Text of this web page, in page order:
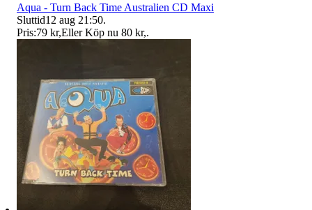
Aqua - Turn Back Time Australien CD Maxi
Sluttid12 aug 21:50.
Pris:79 kr,Eller Köp nu 80 kr,.